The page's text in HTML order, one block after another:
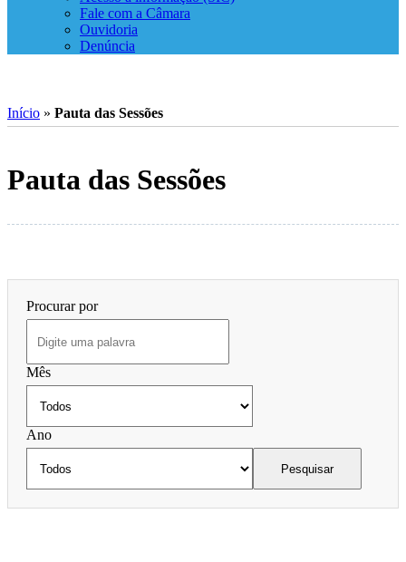
Fale com a Câmara
Ouvidoria
Denúncia
Início » Pauta das Sessões
Pauta das Sessões
Procurar por
Mês
Ano
Pesquisar